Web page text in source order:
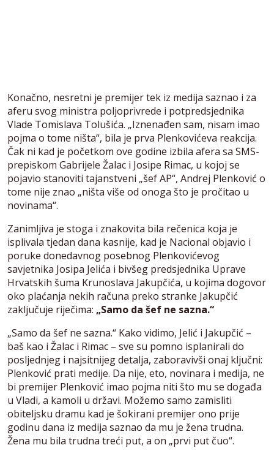
Konačno, nesretni je premijer tek iz medija saznao i za
aferu svog ministra poljoprivrede i potpredsjednika
Vlade Tomislava Tolušića. „Iznenađen sam, nisam imao
pojma o tome ništa“, bila je prva Plenkovićeva reakcija.
Čak ni kad je početkom ove godine izbila afera sa SMS-
prepiskom Gabrijele Žalac i Josipe Rimac, u kojoj se
pojavio stanoviti tajanstveni „šef AP“, Andrej Plenković o
tome nije znao „ništa više od onoga što je pročitao u
novinama“.
Zanimljiva je stoga i znakovita bila rečenica koja je
isplivala tjedan dana kasnije, kad je Nacional objavio i
poruke donedavnog posebnog Plenkovićevog
savjetnika Josipa Jelića i bivšeg predsjednika Uprave
Hrvatskih šuma Krunoslava Jakupčića, u kojima dogovor
oko plaćanja nekih računa preko stranke Jakupčić
zaključuje riječima: „Samo da šef ne sazna.“
„Samo da šef ne sazna.“ Kako vidimo, Jelić i Jakupčić –
baš kao i Žalac i Rimac – sve su pomno isplanirali do
posljednjeg i najsitnijeg detalja, zaboravivši onaj ključni:
Plenković prati medije. Da nije, eto, novinara i medija, ne
bi premijer Plenković imao pojma niti što mu se događa
u Vladi, a kamoli u državi. Možemo samo zamisliti
obiteljsku dramu kad je šokirani premijer ono prije
godinu dana iz medija saznao da mu je žena trudna.
Žena mu bila trudna treći put, a on „prvi put čuo“.